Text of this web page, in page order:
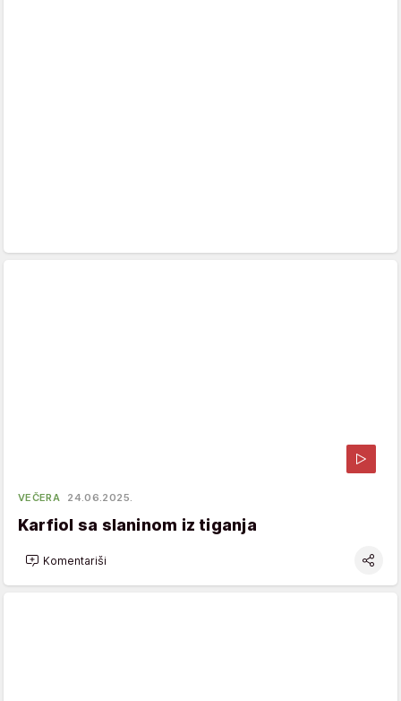
VEČERA 24.06.2025.
Karfiol sa slaninom iz tiganja
Komentariši